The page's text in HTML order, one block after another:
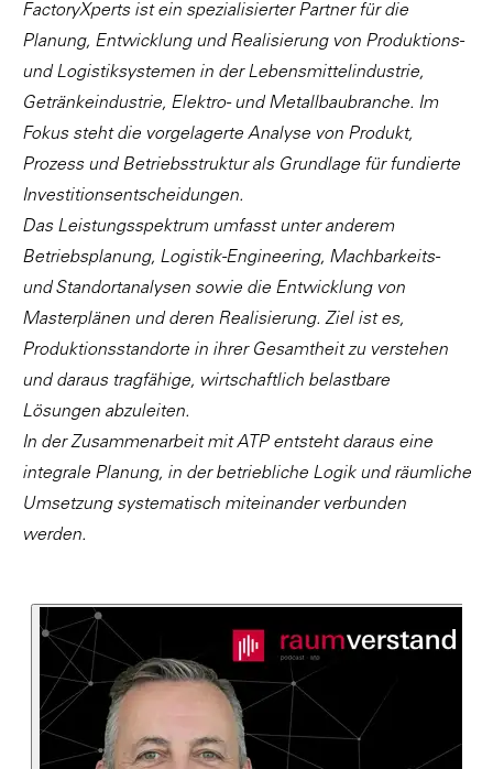
FactoryXperts ist ein spezialisierter Partner für die
Planung, Entwicklung und Realisierung von Produktions-
und Logistiksystemen in der Lebensmittelindustrie,
Getränkeindustrie, Elektro- und Metallbaubranche. Im
Fokus steht die vorgelagerte Analyse von Produkt,
Prozess und Betriebsstruktur als Grundlage für fundierte
Investitionsentscheidungen.
Das Leistungsspektrum umfasst unter anderem
Betriebsplanung, Logistik-Engineering, Machbarkeits-
und Standortanalysen sowie die Entwicklung von
Masterplänen und deren Realisierung. Ziel ist es,
Produktionsstandorte in ihrer Gesamtheit zu verstehen
und daraus tragfähige, wirtschaftlich belastbare
Lösungen abzuleiten.
In der Zusammenarbeit mit ATP entsteht daraus eine
integrale Planung, in der betriebliche Logik und räumliche
Umsetzung systematisch miteinander verbunden
werden.